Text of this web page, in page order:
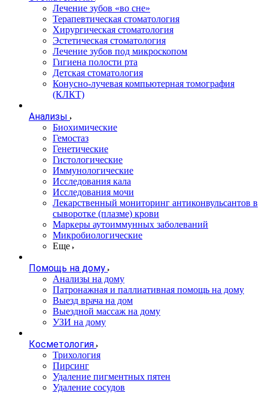
Лечение зубов «во сне»
Терапевтическая стоматология
Хирургическая стоматология
Эстетическая стоматология
Лечение зубов под микроскопом
Гигиена полости рта
Детская стоматология
Конусно-лучевая компьютерная томография
(КЛКТ)
Анализы
Биохимические
Гемостаз
Генетические
Гистологические
Иммунологические
Исследования кала
Исследования мочи
Лекарственный мониторинг антиконвульсантов в
сыворотке (плазме) крови
Маркеры аутоиммунных заболеваний
Микробиологические
Еще
Помощь на дому
Анализы на дому
Патронажная и паллиативная помощь на дому
Выезд врача на дом
Выездной массаж на дому
УЗИ на дому
Косметология
Трихология
Пирсинг
Удаление пигментных пятен
Удаление сосудов